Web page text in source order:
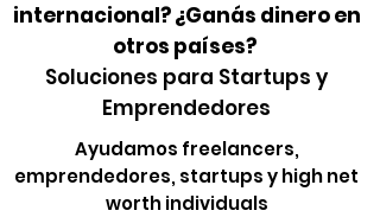
internacional? ¿Ganás dinero en
otros países?
Soluciones para Startups y
Emprendedores
Ayudamos freelancers,
emprendedores, startups y high net
worth individuals